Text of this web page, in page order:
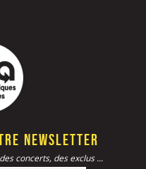
newsletter
concerts, des exclus ...